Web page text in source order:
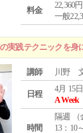
料金
22,360円
一般
実践テクニックを身
講師 川野
日程
4月 15
A Week
時間
隔週 （
13：10